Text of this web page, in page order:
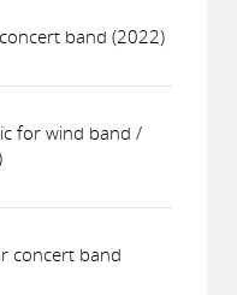
band (2022)
for wind band /
concert band